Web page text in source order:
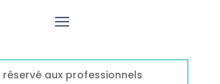
réservé aux professionnels